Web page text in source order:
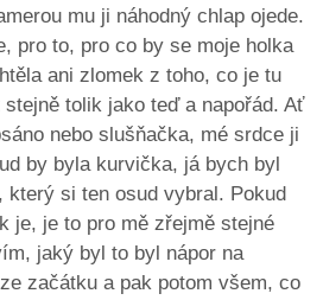
mu ji náhodný chlap ojede.
pro to, pro co by se moje holka
ani zlomek z toho, co je tu
tolik jako teď a napořád. Ať
nebo slušňačka, mé srdce ji
by byla kurvička, já bych byl
si ten osud vybral. Pokud
je, je to pro mě zřejmě stejné
jaký byl to byl nápor na
začátku a pak potom všem, co